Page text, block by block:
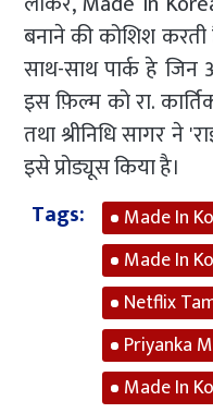
बनाने की कोशिश
साथ-साथ पार्क हे
इस फ़िल्म को रा.
तथा श्रीनिधि सागर
इसे प्रोड्यूस किया है।
Tags:
Made In
Made In
Netflix
Priyanka
Made In